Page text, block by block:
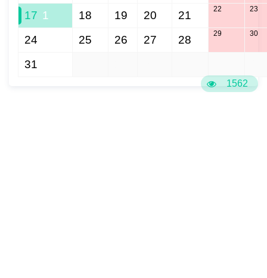
1562
17 1 18 19 20 21 22 23
24 25 26 27 28 29 30
31